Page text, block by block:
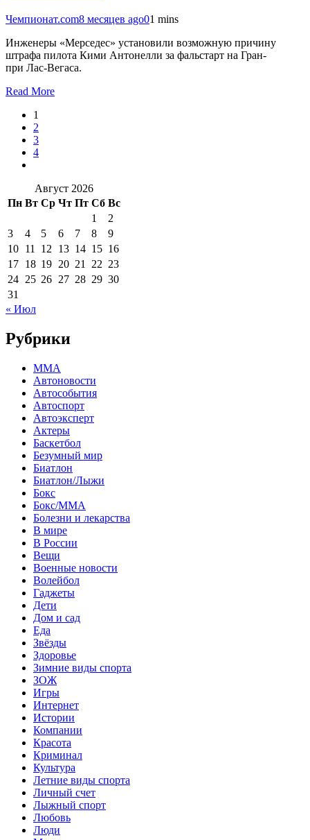
Чемпионат.com8 месяцев ago01 mins
Инженеры «Мерседес» установили возможную причину
штрафа пилота Кими Антонелли за фальстарт на Гран-
при Лас-Вегаса.
Read More
1
2
3
4
Август 2026
Пн Вт Ср Чт Пт Сб Вс
1
2
3
4 5 6 7 8
9
10 11 12 13 14 15 16
17 18 19 20 21 22 23
24 25 26 27 28 29 30
31
« Июл
Рубрики
MMA
Автоновости
Автособытия
Автоспорт
Автоэксперт
Актеры
Баскетбол
Безумный мир
Биатлон
Биатлон/Лыжи
Бокс
Бокс/MMA
Болезни и лекарства
В мире
В России
Вещи
Военные новости
Волейбол
Гаджеты
Дети
Дом и сад
Еда
Звёзды
Здоровье
Зимние виды спорта
ЗОЖ
Игры
Интернет
Истории
Компании
Красота
Криминал
Культура
Летние виды спорта
Личный счет
Лыжный спорт
Любовь
Люди